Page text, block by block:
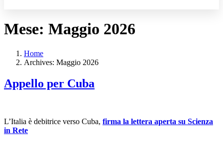
Mese: Maggio 2026
Home
Archives: Maggio 2026
Appello per Cuba
L’Italia è debitrice verso Cuba, firma la lettera aperta su Scienza
in Rete